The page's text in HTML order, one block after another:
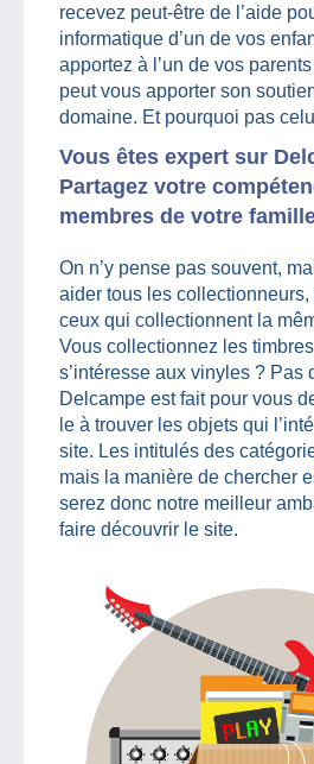
recevez peut-être de l’aide
informatique d’un de vos
apportez à l’un de vos
peut vous apporter son
domaine. Et pourquoi pas
Vous êtes expert sur
Partagez votre
membres de votre
On n’y pense pas souvent,
aider tous les
ceux qui collectionnent la
Vous collectionnez les
s’intéresse aux vinyles ? Pas
Delcampe est fait pour vous
le à trouver les objets qui
site. Les intitulés des
mais la manière de chercher
serez donc notre meilleur
faire découvrir le site.